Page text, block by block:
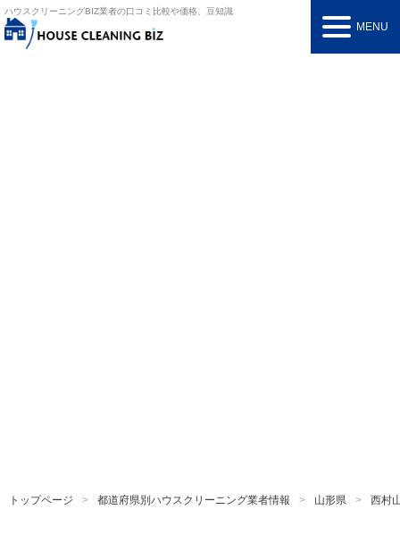
ハウスクリーニングBIZ業者の口コミ比較や価格、豆知識
MENU
トップページ 都道府県別ハウスクリーニング業者情報 山形県 西村